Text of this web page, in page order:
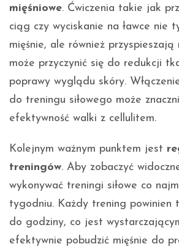
mięśniowe. Ćwiczenia takie jak
ciąg czy wyciskanie na ławce nie
mięśnie, ale również przyspieszają
może przyczynić się do redukcji
poprawy wyglądu skóry.
do treningu siłowego może
efektywność walki z cellulitem.
Kolejnym ważnym punktem jest
treningów. Aby zobaczyć
wykonywać treningi siłowe co
tygodniu. Każdy trening powinien
do godziny, co jest
efektywnie pobudzić mięśnie do